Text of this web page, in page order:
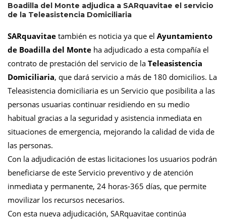
Boadilla del Monte adjudica a SARquavitae el servicio
de la Teleasistencia Domiciliaria
SARquavitae también es noticia ya que el Ayuntamiento
de Boadilla del Monte ha adjudicado a esta compañía el
contrato de prestación del servicio de la Teleasistencia
Domiciliaria, que dará servicio a más de 180 domicilios. La
Teleasistencia domiciliaria es un Servicio que posibilita a las
personas usuarias continuar residiendo en su medio
habitual gracias a la seguridad y asistencia inmediata en
situaciones de emergencia, mejorando la calidad de vida de
las personas.
Con la adjudicación de estas licitaciones los usuarios podrán
beneficiarse de este Servicio preventivo y de atención
inmediata y permanente, 24 horas-365 días, que permite
movilizar los recursos necesarios.
Con esta nueva adjudicación, SARquavitae continúa